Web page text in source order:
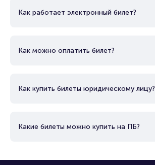
Как работает электронный билет?
Как можно оплатить билет?
Как купить билеты юридическому лицу?
Какие билеты можно купить на ПБ?